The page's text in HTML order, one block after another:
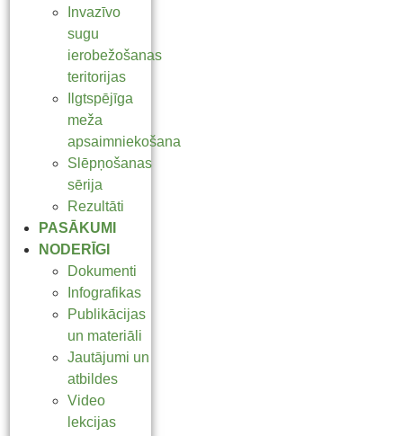
Invazīvo
sugu
ierobežošanas
teritorijas
Ilgtspējīga
meža
apsaimniekošana
Slēpņošanas
sērija
Rezultāti
PASĀKUMI
NODERĪGI
Dokumenti
Infografikas
Publikācijas
un materiāli
Jautājumi un
atbildes
Video
lekcijas